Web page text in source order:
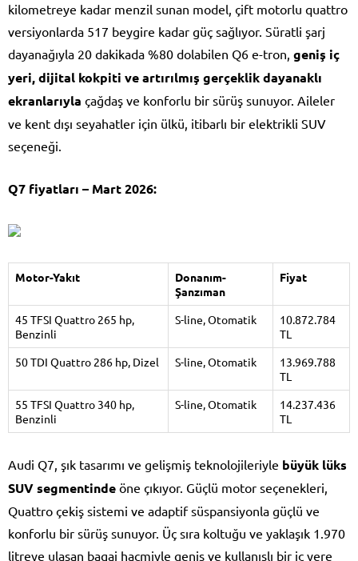
kilometreye kadar menzil sunan model, çift motorlu quattro
versiyonlarda 517 beygire kadar güç sağlıyor. Süratli şarj
dayanağıyla 20 dakikada %80 dolabilen Q6 e-tron, geniş iç
yeri, dijital kokpiti ve artırılmış gerçeklik dayanaklı
ekranlarıyla çağdaş ve konforlu bir sürüş sunuyor. Aileler
ve kent dışı seyahatler için ülkü, itibarlı bir elektrikli SUV
seçeneği.
Q7 fiyatları – Mart 2026:
Motor-Yakıt
Donanım-
Şanzıman
Fiyat
45 TFSI Quattro 265 hp,
Benzinli
S-line, Otomatik
10.872.784
TL
50 TDI Quattro 286 hp, Dizel
S-line, Otomatik
13.969.788
TL
55 TFSI Quattro 340 hp,
Benzinli
S-line, Otomatik
14.237.436
TL
Audi Q7, şık tasarımı ve gelişmiş teknolojileriyle büyük lüks
SUV segmentinde öne çıkıyor. Güçlü motor seçenekleri,
Quattro çekiş sistemi ve adaptif süspansiyonla güçlü ve
konforlu bir sürüş sunuyor. Üç sıra koltuğu ve yaklaşık 1.970
litreye ulaşan bagaj hacmiyle geniş ve kullanışlı bir iç yere